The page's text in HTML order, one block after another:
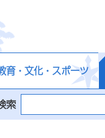
育・文化・スポーツ
索